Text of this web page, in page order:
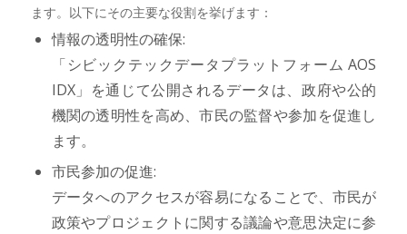
ます。以下にその主要な役割を挙げます：
情報の透明性の確保:
「シビックテックデータプラットフォーム AOS
IDX」を通じて公開されるデータは、政府や公的
機関の透明性を高め、市民の監督や参加を促進し
ます。
市民参加の促進:
データへのアクセスが容易になることで、市民が
政策やプロジェクトに関する議論や意思決定に参